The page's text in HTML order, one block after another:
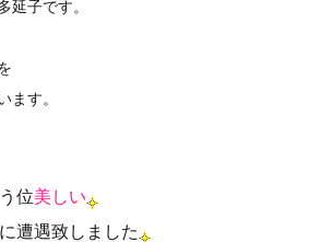
延子です。
ます。
位美しい
に遭遇致しました